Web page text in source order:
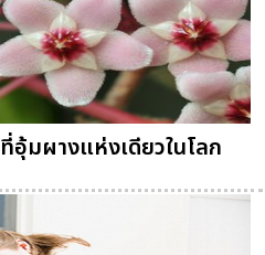
อุ้มผางแห่งเดียวในโลก